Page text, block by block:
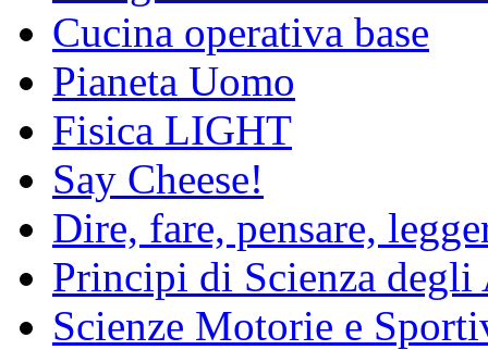
Cucina operativa base
Pianeta Uomo
Fisica LIGHT
Say Cheese!
Dire, fare, pensare,
Principi di Scienza
Scienze Motorie e